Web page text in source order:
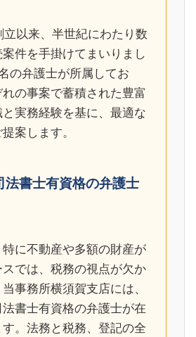
立以来、半世紀にわたり数
件を手掛けてまいりまし
の弁護士が所属してお
の事案で蓄積された豊富
実務経験を基に、最適な
案します。
書士有資格の弁護士
に不動産や多額の財産が
では、税務の視点が欠か
事務所横須賀支店には、
書士有資格の弁護士が在
。法務と税務、登記の全